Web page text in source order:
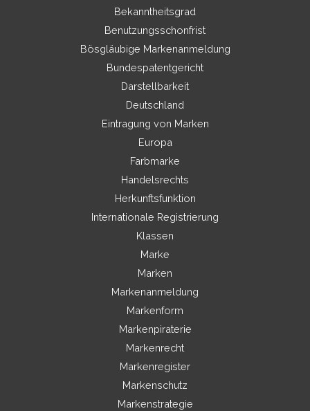
Bekanntheitsgrad
Benutzungsschonfrist
Bösgläubige Markenanmeldung
Bundespatentgericht
Darstellbarkeit
Deutschland
Eintragung von Marken
Europa
Farbmarke
Handelsrechts
Herkunftsfunktion
Internationale Registrierung
Klassen
Marke
Marken
Markenanmeldung
Markenform
Markenpiraterie
Markenrecht
Markenregister
Markenschutz
Markenstrategie